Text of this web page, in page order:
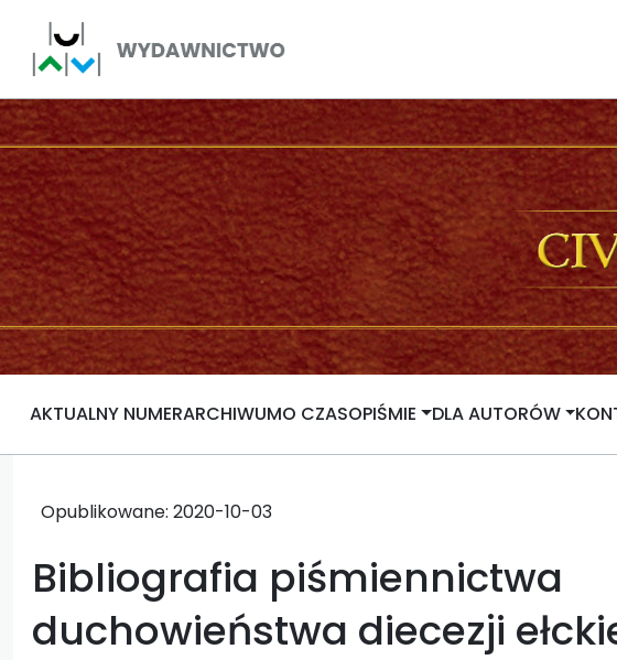
AKTUALNY NUMERARCHIWUMO CZASOPIŚMIE DLA AUTORÓW
Opublikowane: 2020-10-03
Bibliografia piśmiennictwa
duchowieństwa diecezji